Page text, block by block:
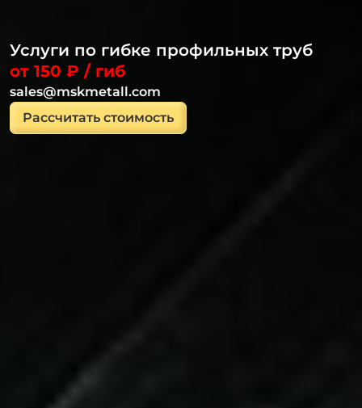
Услуги по гибке профильных труб
от 150 ₽ / гиб
sales@mskmetall.com
Рассчитать стоимость